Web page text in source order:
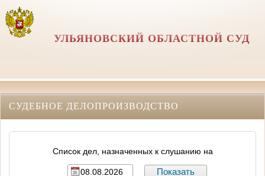
УЛЬЯНОВСКИЙ ОБЛАСТНОЙ СУД
СУДЕБНОЕ ДЕЛОПРОИЗВОДСТВО
Список дел, назначенных к слушанию на